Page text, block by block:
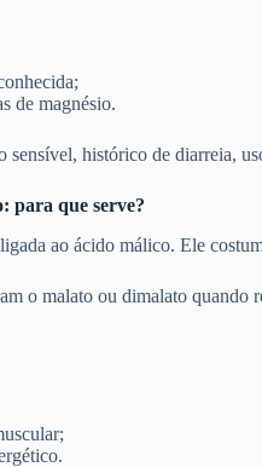
de magnésio.
sensível, histórico de diarreia,
para que serve?
ao ácido málico. Ele
o malato ou dimalato quando